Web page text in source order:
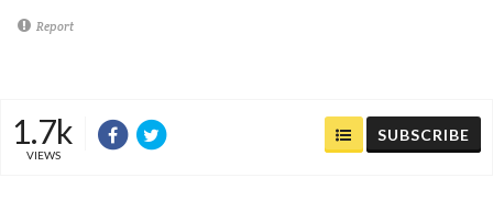
Report
1.7k
VIEWS
SUBSCRIBE